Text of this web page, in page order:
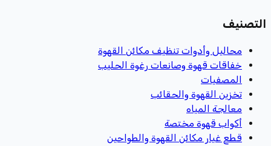
التصنيف
محاليل وأدوات تنظيف مكائن القهوة
خفاقات قهوة وصانعات رغوة الحليب
المصفيات
تخزين القهوة والحقائب
معالجة المياه
أكواب قهوة مختصة
قطع غيار مكائن القهوة والطواحين